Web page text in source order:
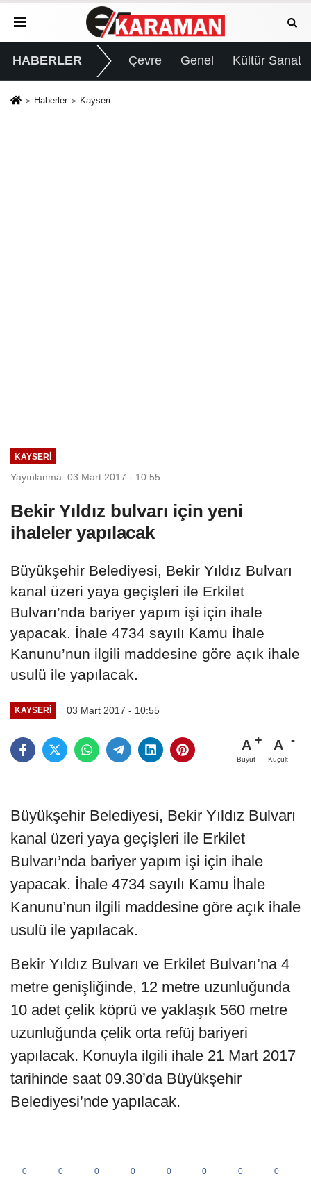
HABERLER Çevre Genel Kültür Sanat
Haberler Kayseri
KAYSERI
Yayınlanma: 03 Mart 2017 - 10:55
Bekir Yıldız bulvarı için yeni
ihaleler yapılacak
Büyükşehir Belediyesi, Bekir Yıldız Bulvarı
kanal üzeri yaya geçişleri ile Erkilet
Bulvarı’nda bariyer yapım işi için ihale
yapacak. İhale 4734 sayılı Kamu İhale
Kanunu’nun ilgili maddesine göre açık ihale
usulü ile yapılacak.
KAYSERI 03 Mart 2017 - 10:55
A
Büyüt
A
Küçült
Büyükşehir Belediyesi, Bekir Yıldız Bulvarı
kanal üzeri yaya geçişleri ile Erkilet
Bulvarı’nda bariyer yapım işi için ihale
yapacak. İhale 4734 sayılı Kamu İhale
Kanunu’nun ilgili maddesine göre açık ihale
usulü ile yapılacak.
Bekir Yıldız Bulvarı ve Erkilet Bulvarı’na 4
metre genişliğinde, 12 metre uzunluğunda
10 adet çelik köprü ve yaklaşık 560 metre
uzunluğunda çelik orta refüj bariyeri
yapılacak. Konuyla ilgili ihale 21 Mart 2017
tarihinde saat 09.30’da Büyükşehir
Belediyesi’nde yapılacak.